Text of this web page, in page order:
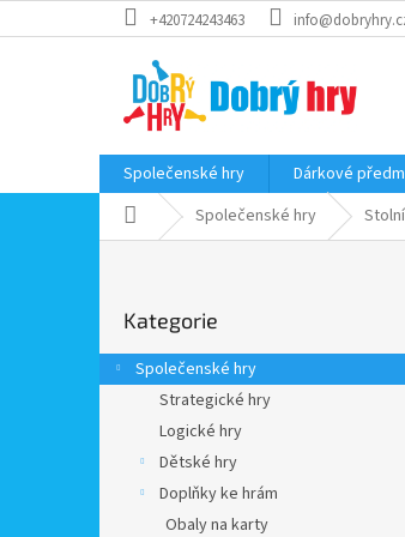
na
+420724243463
Společenské hry Dárkové
Domů Společenské hry
r
a
kategorie
Kategorie
Společenské hry
Strategické hry
Logické hry
Dětské hry
Doplňky ke hrám
Obaly na karty